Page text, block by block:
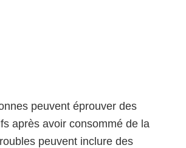
peuvent éprouver des
après avoir consommé de la
peuvent inclure des